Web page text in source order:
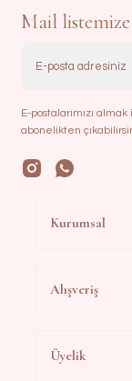
Mail
E-postalarımızı
abonelikten
Kurumsal
Alışveriş
Üyelik